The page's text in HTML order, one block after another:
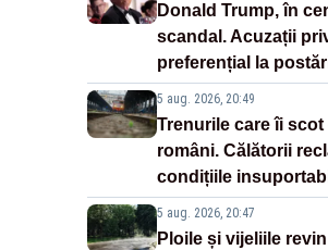
Donald Trump, în
scandal. Acuzații
preferențial la
5 aug. 2026, 20:49
Trenurile care îi
români. Călătorii
condițiile
5 aug. 2026, 20:47
Ploile și vijeliile